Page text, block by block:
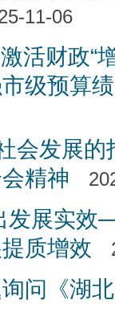
11-06
激活财政
级预算
社会发展
精神
发展实
质增效
问《湖